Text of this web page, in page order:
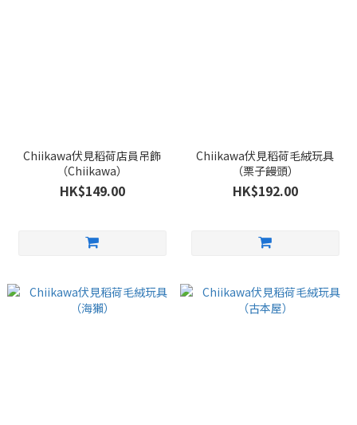
Chiikawa伏見稻荷店員吊飾
（Chiikawa）
HK$149.00
Chiikawa伏見稻荷毛絨玩具
（栗子饅頭）
HK$192.00